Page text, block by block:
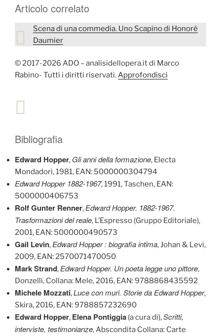
Articolo correlato
Scena di una commedia. Uno Scapino di Honoré
Daumier
© 2017-2026 ADO – analisidellopera.it di Marco
Rabino- Tutti i diritti riservati.Approfondisci
Bibliografia
Edward Hopper, Gli anni della formazione, Electa
Mondadori, 1981, EAN: 5000000304794
Edward Hopper 1882-1967, 1991, Taschen, EAN:
5000000406753
Rolf Gunter Renner, Edward Hopper. 1882-1967.
Trasformazioni del reale, L’Espresso (Gruppo Editoriale),
2001, EAN: 5000000490573
Gail Levin, Edward Hopper : biografia intima, Johan & Levi,
2009, EAN: 2570071470050
Mark Strand, Edward Hopper. Un poeta legge uno pittore,
Donzelli, Collana: Mele, 2016, EAN: 9788868435592
Michele Mozzati,Luce con muri. Storie da Edward Hopper,
Skira, 2016, EAN: 9788857232690
Edward Hopper, Elena Pontiggia (a cura di),Scritti,
interviste, testimonianze, Abscondita Collana: Carte